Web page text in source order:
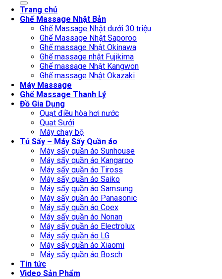
Trang chủ
Ghế Massage Nhật Bản
Ghế Massage Nhật dưới 30 triệu
Ghế Massage Nhật Saporoo
Ghế massage Nhật Okinawa
Ghế massage nhật Fujikima
Ghế massage Nhật Kangwon
Ghế massage Nhật Okazaki
Máy Massage
Ghế Massage Thanh Lý
Đồ Gia Dụng
Quạt điều hòa hơi nước
Quạt Sưởi
Máy chạy bộ
Tủ Sấy – Máy Sấy Quần áo
Máy sấy quần áo Sunhouse
Máy sấy quần áo Kangaroo
Máy sấy quần áo Tiross
Máy sấy quần áo Saiko
Máy sấy quần áo Samsung
Máy sấy quần áo Panasonic
Máy sấy quần áo Coex
Máy sấy quần áo Nonan
Máy sấy quần áo Electrolux
Máy sấy quần áo LG
Máy sấy quần áo Xiaomi
Máy sấy quần áo Bosch
Tin tức
Video Sản Phẩm